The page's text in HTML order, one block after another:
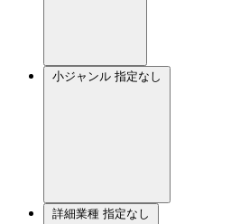
小ジャンル 指定なし
詳細業種 指定なし